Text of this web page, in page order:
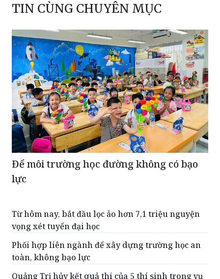
TIN CÙNG CHUYÊN MỤC
Để môi trường học đường không có bạo
lực
Từ hôm nay, bắt đầu lọc ảo hơn 7,1 triệu nguyện
vọng xét tuyển đại học
Phối hợp liên ngành để xây dựng trường học an
toàn, không bạo lực
Quảng Trị hủy kết quả thi của 5 thí sinh trong vụ